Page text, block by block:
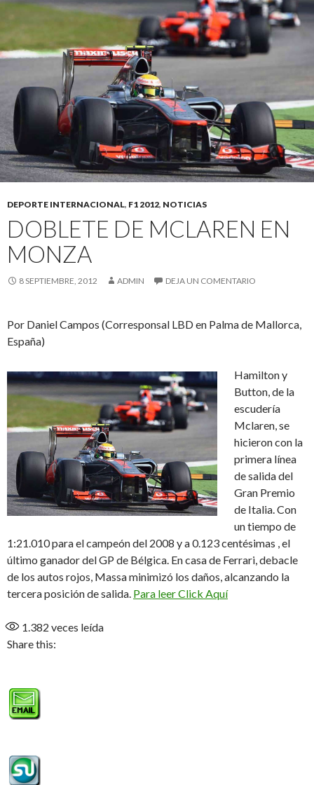
DEPORTE INTERNACIONAL, F1 2012, NOTICIAS
DOBLETE DE MCLAREN EN
MONZA
8 SEPTIEMBRE, 2012 ADMIN DEJA UN COMENTARIO
Por Daniel Campos (Corresponsal LBD en Palma de Mallorca,
España)
Hamilton y
Button, de la
escudería
Mclaren, se
hicieron con la
primera línea
de salida del
Gran Premio
de Italia. Con
un tiempo de
1:21.010 para el campeón del 2008 y a 0.123 centésimas , el
último ganador del GP de Bélgica. En casa de Ferrari, debacle
de los autos rojos, Massa minimizó los daños, alcanzando la
tercera posición de salida. Para leer Click Aquí
1.382 veces leída
Share this: